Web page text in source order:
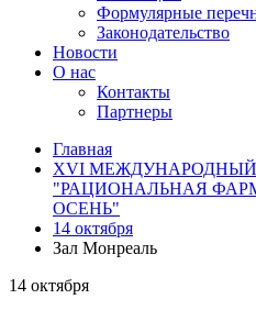
Формулярные
Законодательство
Новости
О нас
Контакты
Партнеры
Главная
XVI
"РАЦИОНАЛЬНАЯ
ОСЕНЬ"
14 октября
Зал Монреаль
14 октября